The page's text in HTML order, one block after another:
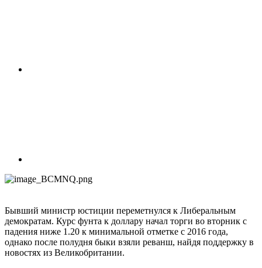
Бывший министр юстиции переметнулся к Либеральным
демократам. Курс фунта к доллару начал торги во вторник с
падения ниже 1.20 к минимальной отметке с 2016 года,
однако после полудня быки взяли реванш, найдя поддержку в
новостях из Великобритании.